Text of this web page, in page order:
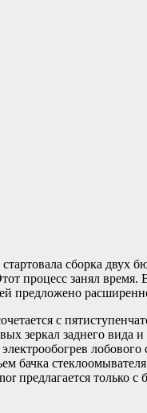
сборка
процесс занял
предложено
с
зеркал заднего
лобового
бачка
только с